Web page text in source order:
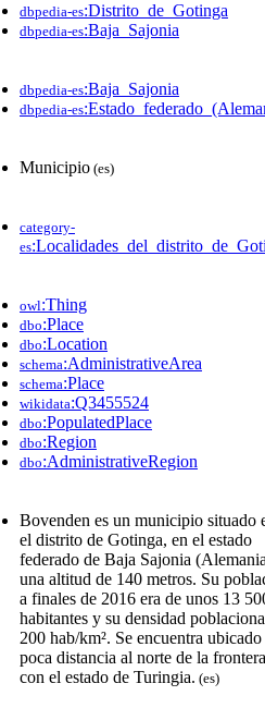
dbpedia-es:Distrito_de_Gotinga
dbpedia-es:Baja_Sajonia
dbpedia-es:Baja_Sajonia
dbpedia-es
Municipio (es)
category-
es
owl:Thing
dbo:Place
dbo:Location
schema:AdministrativeArea
schema:Place
wikidata:Q3455524
dbo:PopulatedPlace
dbo:Region
dbo:AdministrativeRegion
Bovenden es un municipio situado
el distrito de Gotinga, en el estado
federado de Baja Sajonia
una altitud de 140 metros. Su
a finales de 2016 era de unos 13
habitantes y su densidad
200 hab/km².​​ Se encuentra ubicado
poca distancia al norte de la frontera
con el estado de Turingia. (es)